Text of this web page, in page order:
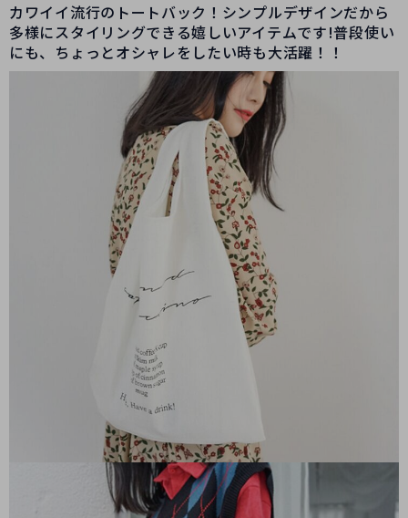
カワイイ流行のトートバック！シンプルデザインだから
多様にスタイリングできる嬉しいアイテムです!普段使い
にも、ちょっとオシャレをしたい時も大活躍！！